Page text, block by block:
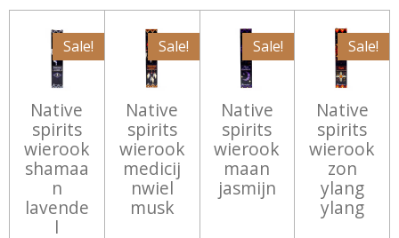
Sale!
Native
spirits
wierook
shamaa
n
lavende
l
Sale!
Native
spirits
wierook
medicij
nwiel
musk
Sale!
Native
spirits
wierook
maan
jasmijn
Sale!
Native
spirits
wierook
zon
ylang
ylang